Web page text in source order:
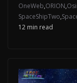
OneWeb,ORION,
SpaceShipTwo,
12 min read